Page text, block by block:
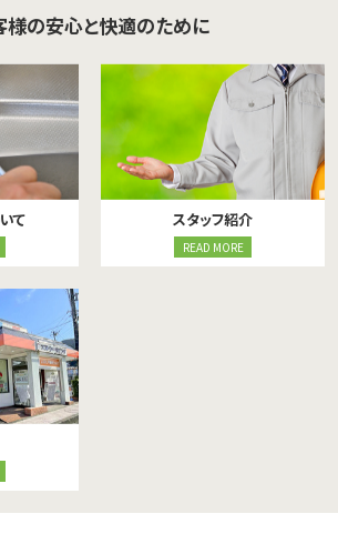
様の安心と快適のために
て スタッフ紹介
READ MORE